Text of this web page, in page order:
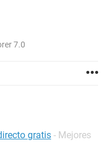
7.0
gratis - Mejores